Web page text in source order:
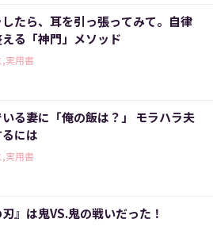
たら、耳を引っ張ってみて。自律
る「神門」メソッド
,実用書
る妻に「俺の飯は？」 モラハラ夫
には
,実用書
刃』は鬼VS.鬼の戦いだった！